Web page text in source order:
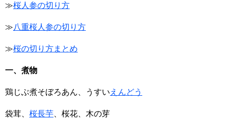
≫桜人参の切り方
≫八重桜人参の切り方
≫桜の切り方まとめ
一、煮物
鶏じぶ煮そぼろあん、うすい えんどう
袋茸、 桜長芋 、桜花、木の芽